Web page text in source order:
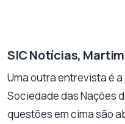
SIC Notícias,
Uma outra entrevista é
Sociedade das Nações
questões em cima são